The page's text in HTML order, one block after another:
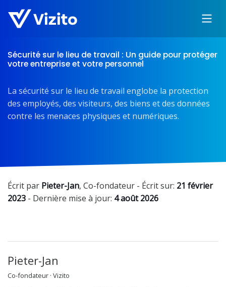
Sécurité sur le lieu de travail : Un guide pour protéger
votre entreprise et votre personnel
La sécurité sur le lieu de travail englobe la protection
des employés, des visiteurs, des biens et des données
contre les menaces physiques et numériques.
Écrit par Pieter-Jan, Co-fondateur - Écrit sur: 21 février
2023 - Dernière mise à jour: 4 août 2026
Pieter-Jan
Co-fondateur · Vizito